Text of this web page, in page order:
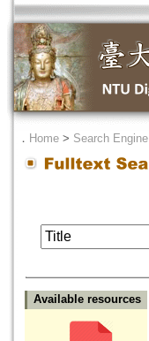
． Home > Search Engine
Available resources